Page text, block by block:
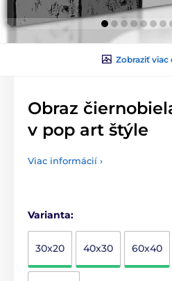
Zobraziť viac
Obraz
v pop art štýle
Viac informácií ›
Varianta:
30x20 40x30 60x40